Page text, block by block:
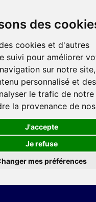
des
cookies et d'autres
suivi pour améliorer
sur notre
personnalisé et
le trafic de
la provenance de
J'accepte
Je refuse
mes préférences